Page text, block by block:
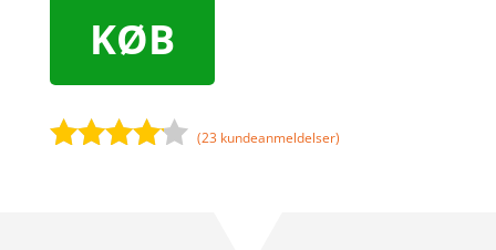
KØB
(23 kundeanmeldelser)